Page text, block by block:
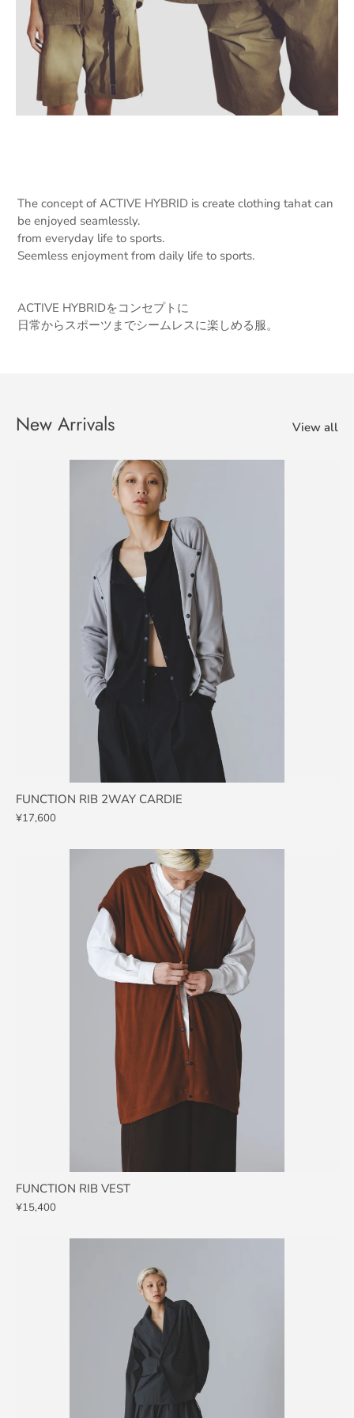
The concept of ACTIVE HYBRID is create clothing tahat can
be enjoyed seamlessly.
from everyday life to sports.
Seemless enjoyment from daily life to sports.
ACTIVE HYBRIDをコンセプトに
日常からスポーツまでシームレスに楽しめる服。
New Arrivals View all
FUNCTION RIB 2WAY CARDIE
¥17,600
FUNCTION RIB VEST
¥15,400